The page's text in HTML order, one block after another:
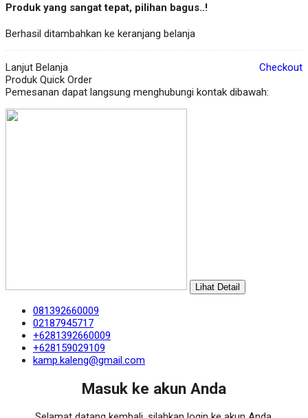
Produk yang sangat tepat, pilihan bagus..!
Berhasil ditambahkan ke keranjang belanja
Lanjut Belanja
Checkout
Produk Quick Order
Pemesanan dapat langsung menghubungi kontak dibawah:
Lihat Detail
081392660009
02187945717
+6281392660009
+628159029109
kamp.kaleng@gmail.com
Masuk ke akun Anda